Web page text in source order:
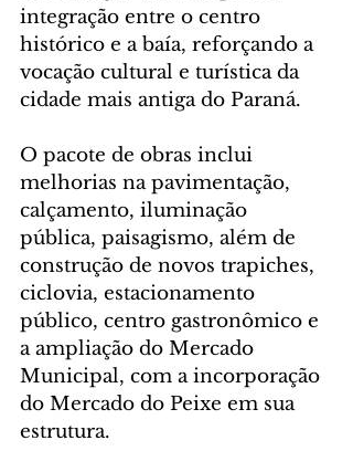
integração entre o centro
histórico e a baía, reforçando a
vocação cultural e turística da
cidade mais antiga do Paraná.
O pacote de obras inclui
melhorias na pavimentação,
calçamento, iluminação
pública, paisagismo, além de
construção de novos trapiches,
ciclovia, estacionamento
público, centro gastronômico e
a ampliação do Mercado
Municipal, com a incorporação
do Mercado do Peixe em sua
estrutura.